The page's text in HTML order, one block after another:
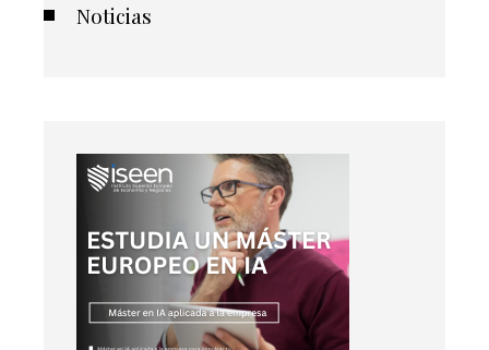
Noticias